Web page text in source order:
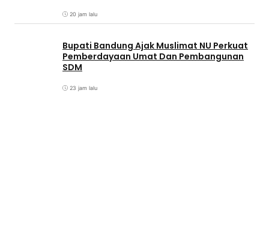
20 jam lalu
Bupati Bandung Ajak Muslimat NU Perkuat
Pemberdayaan Umat Dan Pembangunan
SDM
23 jam lalu